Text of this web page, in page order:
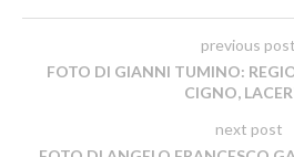
previous post
FOTO DI GIANNI TUMINO:
CIGNO,
next post